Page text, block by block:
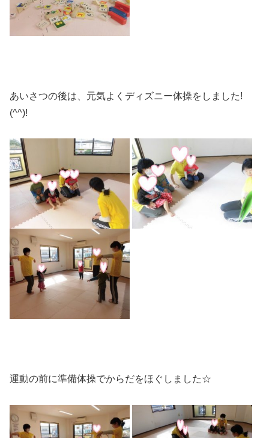
あいさつの後は、元気よくディズニー体操をしました!
(^^)!
運動の前に準備体操でからだをほぐしました☆